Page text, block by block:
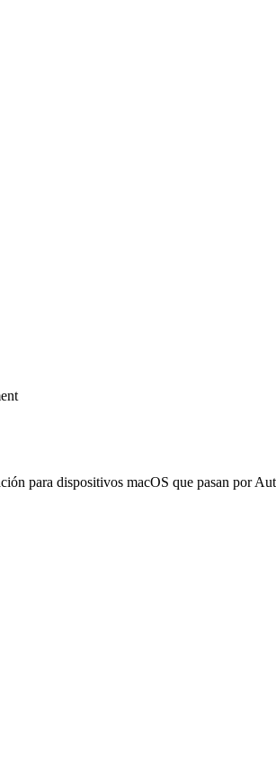
para dispositivos macOS que pasan por